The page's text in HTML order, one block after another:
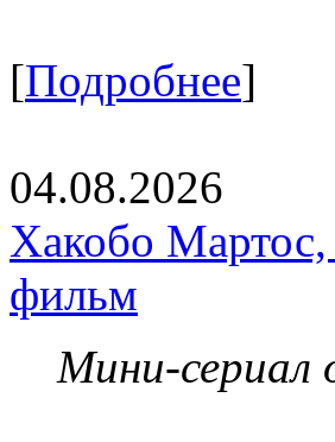
[Подробнее]
04.08.2026
Хакобо
фильм
Мини-сериал